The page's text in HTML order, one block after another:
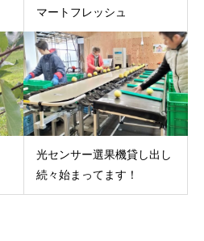
マートフレッシュ
光センサー選果機貸し出し
続々始まってます！